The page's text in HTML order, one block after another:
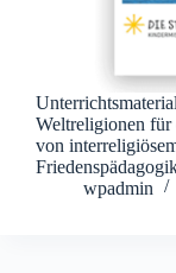
Weltreligionen für
von
wpadmin